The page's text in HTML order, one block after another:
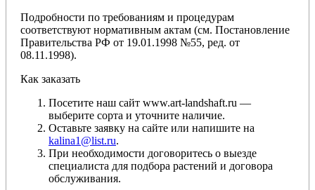
Подробности по требованиям и процедурам
соответствуют нормативным актам (см. Постановление
Правительства РФ от 19.01.1998 №55, ред. от
08.11.1998).
Как заказать
Посетите наш сайт www.art-landshaft.ru —
выберите сорта и уточните наличие.
Оставьте заявку на сайте или напишите на
kalina1@list.ru.
При необходимости договоритесь о выезде
специалиста для подбора растений и договора
обслуживания.